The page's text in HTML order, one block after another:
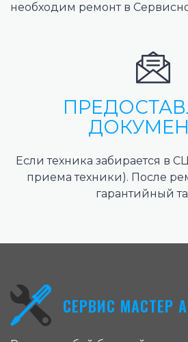
необходим ремонт в
Если техника забирается в
приема техники). После
гарантийный
СЕРВИС МАСТЕР